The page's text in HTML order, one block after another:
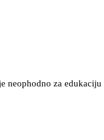
neophodno za